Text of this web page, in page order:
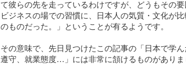
て彼らの先を走っているわけですが、どうもその
ビジネスの場での習慣に、日本人の気質・文化が
のものだった。」ということが有るようです。
その意味で、先日見つけたこの記事の「日本で学
遵守、就業態度…」には非常に頷けるものがありま